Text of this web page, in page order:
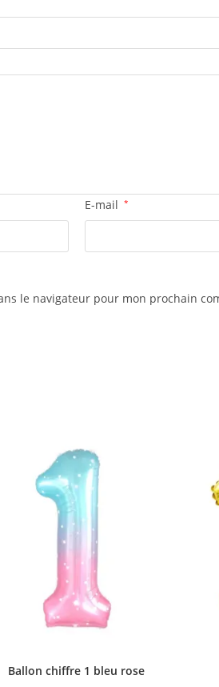
E-mail *
le navigateur pour mon prochain
Ballon chiffre 1 bleu rose